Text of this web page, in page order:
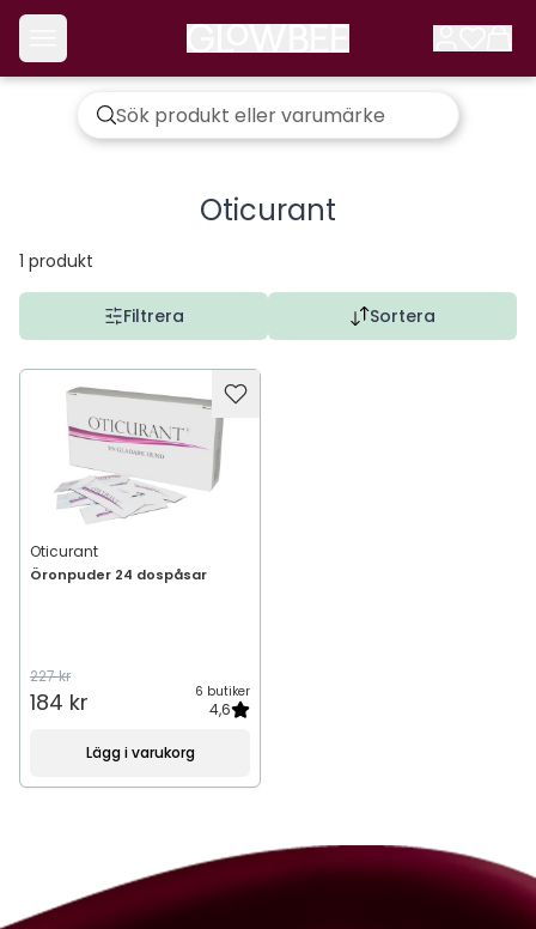
Oticurant
1 produkt
Filtrera Sortera
Oticurant
Öronpuder 24 dospåsar
227 kr
184 kr 6 butiker
4,6
Lägg i varukorg